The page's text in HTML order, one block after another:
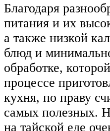
Благодаря
питания и их
а также низкой
блюд и
обработке,
процессе
кухня, по праву
самых полезных.
на тайской еде